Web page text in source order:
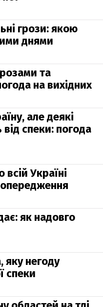
грози: якою
днями
та
на вихідних
але деякі
спеки: погода
Україні
як надовго
яку негоду
спеки